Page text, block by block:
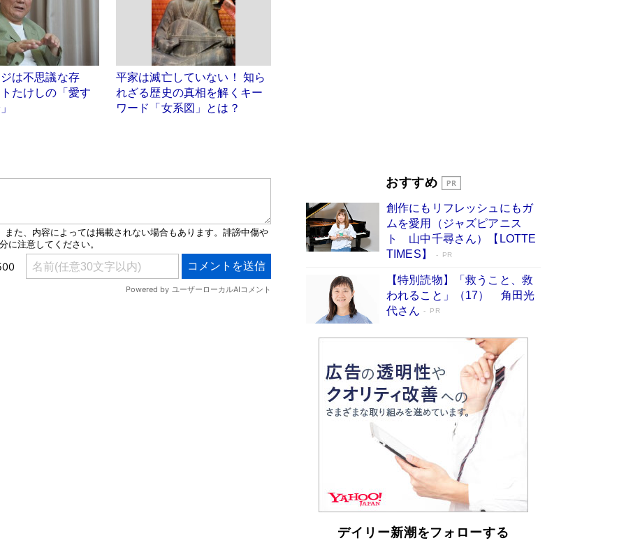
は不思議な存
たけしの「愛す
平家は滅亡していない！ 知ら
れざる歴史の真相を解くキー
ワード「女系図」とは？
俳優・高嶋政伸が家族に教わった“人を育てるコ
東野圭吾、伊坂幸太郎の人気シリーズ最新作どち
らも文庫化 映画化された直木賞受賞作もランク
イン［文庫ベストセラー］
Book Bang
おすすめ
創作にもリフレッシュにもガ
ムを愛用（ジャズピアニス
ト 山中千尋さん）【LOTTE
TIMES】
PR
【特別読物】「救うこと、救
われること」（17） 角田光
代さん
PR
デイリー新潮をフォローする